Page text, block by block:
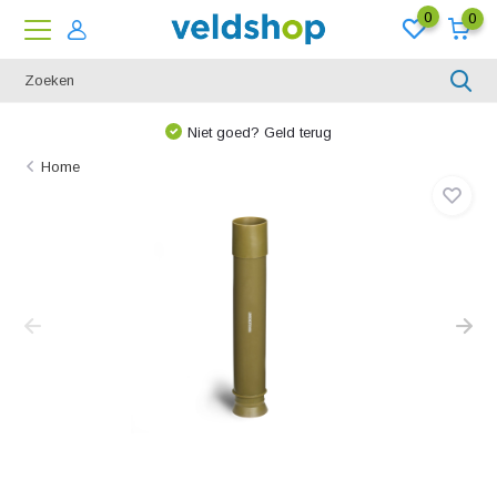
0 0
Niet goed? Geld terug
Home